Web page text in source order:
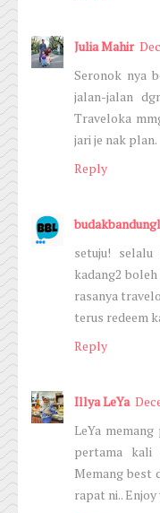
Julia Mahir
Seronok nya
jalan-jalan
Traveloka
jari je nak plan.
Reply
setuju!
kadang2
rasanya
terus redeem
Reply
Illya LeYa
LeYa
pertama kali
Memang best
rapat ni..